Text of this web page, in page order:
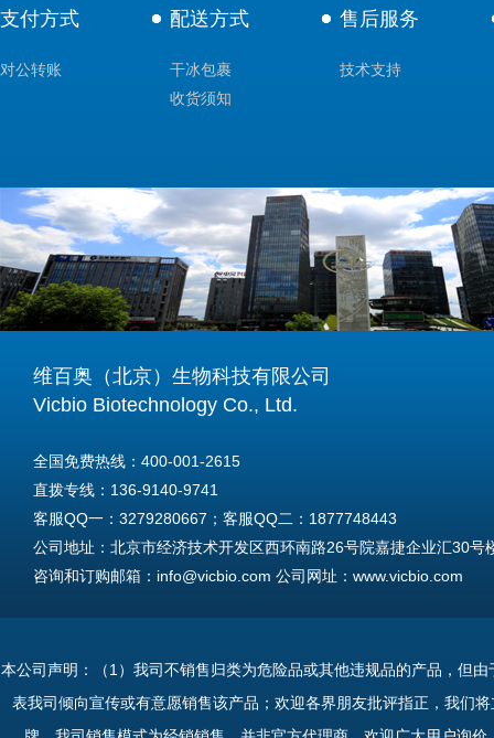
支付方式
对公转账
配送方式
干冰包裹
收货须知
售后服务
技术支持
维百奥（北京）生物科技有限公司
Vicbio Biotechnology Co., Ltd.
全国免费热线：400-001-2615
直拨专线：136-9140-9741
客服QQ一：3279280667；客服QQ二：1877748443
公司地址：北京市经济技术开发区西环南路26号院嘉捷企业汇30号
咨询和订购邮箱：info@vicbio.com 公司网址：www.vicbio.com
Tel: +86-13691409741
本公司声明：（1）我司不销售归类为危险品或其他违规品的产品，但
表我司倾向宣传或有意愿销售该产品；欢迎各界朋友批评指正，我们